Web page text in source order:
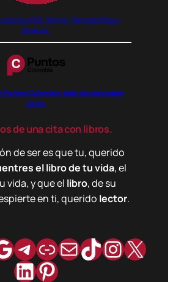
a PSE, Wompi, MercadoPago y
Binance.
Puntos Colombia, dale clic para saber
cómo.
de una cita con libros.
de ser es que tu, querido
el libro de tu vida, el
vida, y que el libro, de su
en ti, querido lector.
Telegram
Enlace
Correo
TikTok
X
LinkedIn
Pinterest